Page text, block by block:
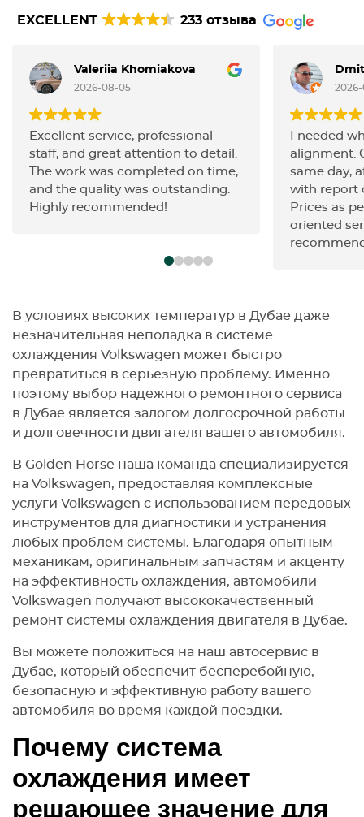
EXCELLENT 233 отзыва
Valeriia Khomiakova
2026-08-05
Excellent service, professional
staff, and great attention to detail.
The work was completed on time,
and the quality was outstanding.
Highly recommended!
I needed
alignment.
same day,
with report
Prices as
oriented
В условиях высоких температур в Дубае даже
незначительная неполадка в системе
охлаждения Volkswagen может быстро
превратиться в серьезную проблему. Именно
поэтому выбор надежного ремонтного сервиса
в Дубае является залогом долгосрочной работы
и долговечности двигателя вашего автомобиля.
В Golden Horse наша команда специализируется
на Volkswagen, предоставляя комплексные
услуги Volkswagen с использованием передовых
инструментов для диагностики и устранения
любых проблем системы. Благодаря опытным
механикам, оригинальным запчастям и акценту
на эффективность охлаждения, автомобили
Volkswagen получают высококачественный
ремонт системы охлаждения двигателя в Дубае.
Вы можете положиться на наш автосервис в
Дубае, который обеспечит бесперебойную,
безопасную и эффективную работу вашего
автомобиля во время каждой поездки.
Почему система
охлаждения имеет
решающее значение для